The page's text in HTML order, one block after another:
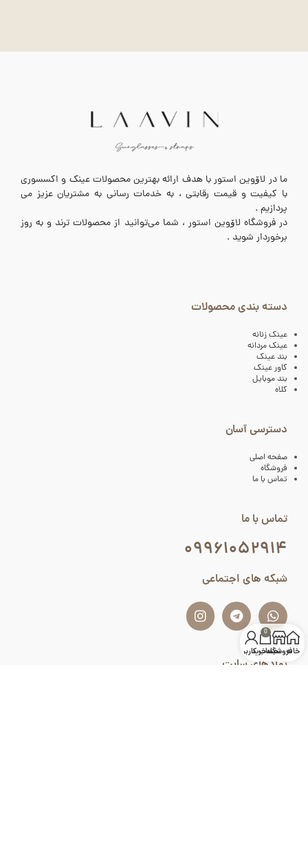
ما در لاۆوین استور با هدف ارائه بهترین محصولات عینک و اکسسوری
با کیفیت و قیمت رقابتی ، به خدمات رسانی به مشتریان عزیز می
پردازیم .
در فروشگاه لاۆوین استور ، شما می‌توانید از محصولات ترند و به روز
برخوردار شوید .
دسته بندی محصولات
عینک زنانه
عینک مردانه
بند عینک
کاور عینک
بند موبایل
کلاه
دسترسی آسان
صفحه اصلی
فروشگاه
تماس با ما
تماس با ما
۰۹۹۶۱۰۵۲۹۱۴
شبکه های اجتماعی
نمادهای سایت
خانهفروشگاه
0
سبد خرید
حساب کاربری من